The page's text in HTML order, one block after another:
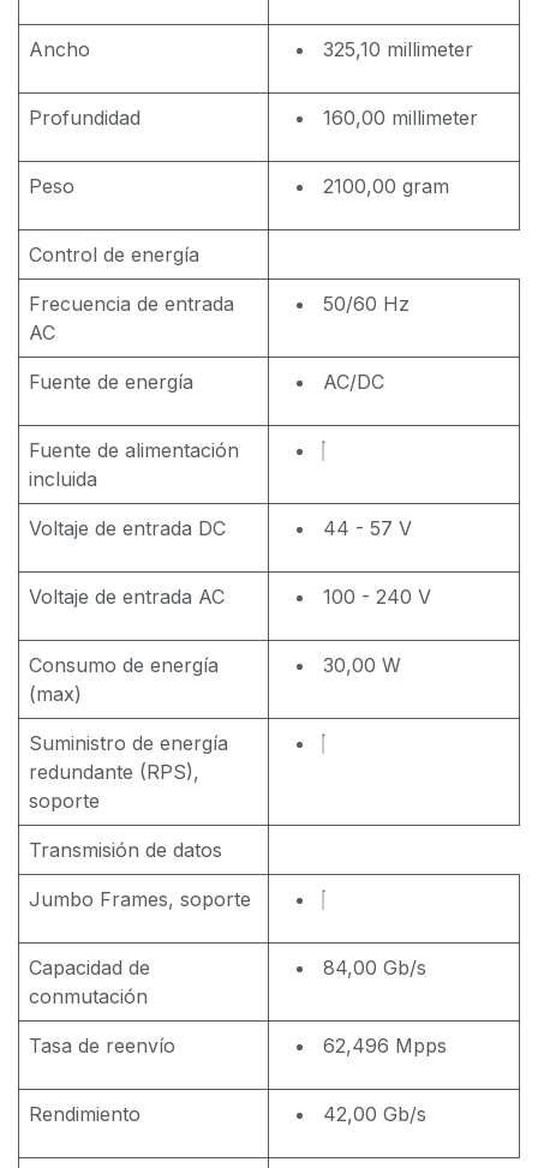
Ancho 325,10 millimeter
Profundidad 160,00 millimeter
Peso 2100,00 gram
Control de energía
Frecuencia de entrada
AC
50/60 Hz
Fuente de energía AC/DC
Fuente de alimentación
incluida
Voltaje de entrada DC 44 - 57 V
Voltaje de entrada AC 100 - 240 V
Consumo de energía
(max)
30,00 W
Suministro de energía
redundante (RPS),
soporte
Transmisión de datos
Jumbo Frames, soporte
Capacidad de
conmutación
84,00 Gb/s
Tasa de reenvío 62,496 Mpps
Rendimiento 42,00 Gb/s